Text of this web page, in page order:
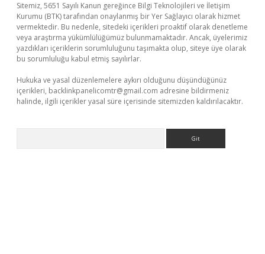
Sitemiz, 5651 Sayılı Kanun gereğince Bilgi Teknolojileri ve İletişim
Kurumu (BTK) tarafından onaylanmış bir Yer Sağlayıcı olarak hizmet
vermektedir. Bu nedenle, sitedeki içerikleri proaktif olarak denetleme
veya araştırma yükümlülüğümüz bulunmamaktadır. Ancak, üyelerimiz
yazdıkları içeriklerin sorumluluğunu taşımakta olup, siteye üye olarak
bu sorumluluğu kabul etmiş sayılırlar.
Hukuka ve yasal düzenlemelere aykırı olduğunu düşündüğünüz
içerikleri, backlinkpanelicomtr@gmail.com adresine bildirmeniz
halinde, ilgili içerikler yasal süre içerisinde sitemizden kaldırılacaktır.